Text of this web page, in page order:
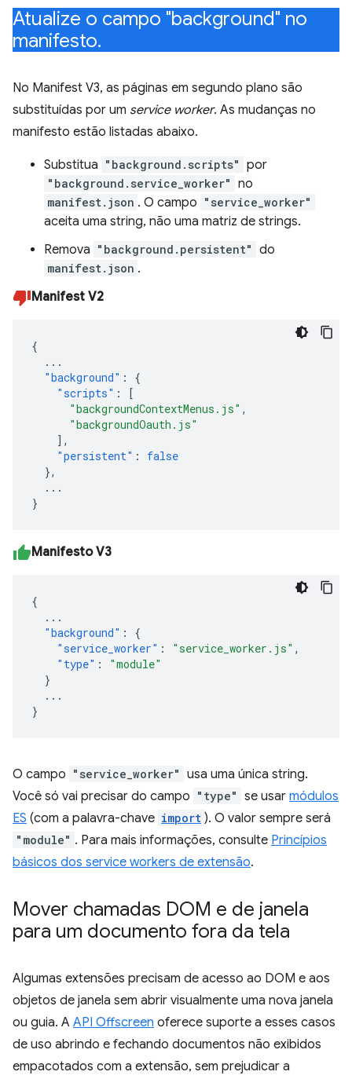
Atualize o campo "background" no
manifesto.
No Manifest V3, as páginas em segundo plano são
substituídas por um service worker. As mudanças no
manifesto estão listadas abaixo.
Substitua "background.scripts" por
"background.service_worker" no
manifest.json . O campo "service_worker"
aceita uma string, não uma matriz de strings.
Remova "background.persistent" do
manifest.json .
Manifest V2
{
...
"background" :
{
"scripts" :
[
"backgroundContextMenus.js" ,
"backgroundOauth.js"
],
"persistent" :
false
},
...
}
Manifesto V3
{
...
"background" :
{
"service_worker" : "service_worker.js" ,
"type" :
"module"
}
...
}
O campo "service_worker" usa uma única string.
Você só vai precisar do campo "type" se usar módulos
ES (com a palavra-chave import ). O valor sempre será
"module" . Para mais informações, consulte Princípios
básicos dos service workers de extensão.
Mover chamadas DOM e de janela
para um documento fora da tela
Algumas extensões precisam de acesso ao DOM e aos
objetos de janela sem abrir visualmente uma nova janela
ou guia. A API Offscreen oferece suporte a esses casos
de uso abrindo e fechando documentos não exibidos
empacotados com a extensão, sem prejudicar a